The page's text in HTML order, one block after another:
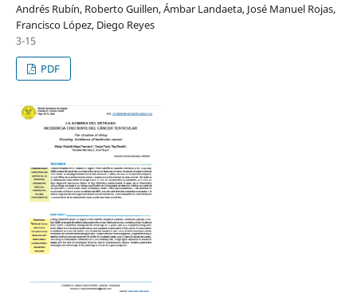
Andrés Rubín, Roberto Guillen, Ámbar Landaeta, José Manuel Rojas,
Francisco López, Diego Reyes
3-15
PDF